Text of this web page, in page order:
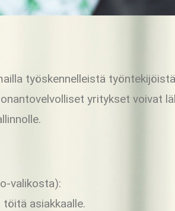
työskennelleistä
yritykset voivat
valikosta):
asiakkaalle.